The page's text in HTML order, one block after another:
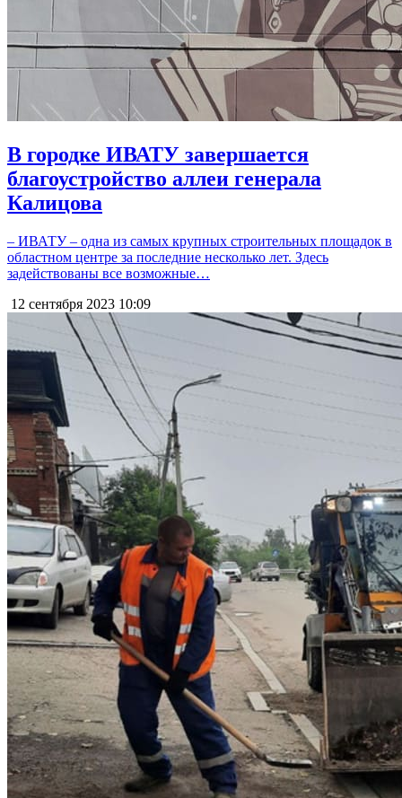
В городке ИВАТУ завершается
благоустройство аллеи генерала
Калицова
– ИВАТУ – одна из самых крупных строительных площадок в
областном центре за последние несколько лет. Здесь
задействованы все возможные…
12 сентября 2023 10:09